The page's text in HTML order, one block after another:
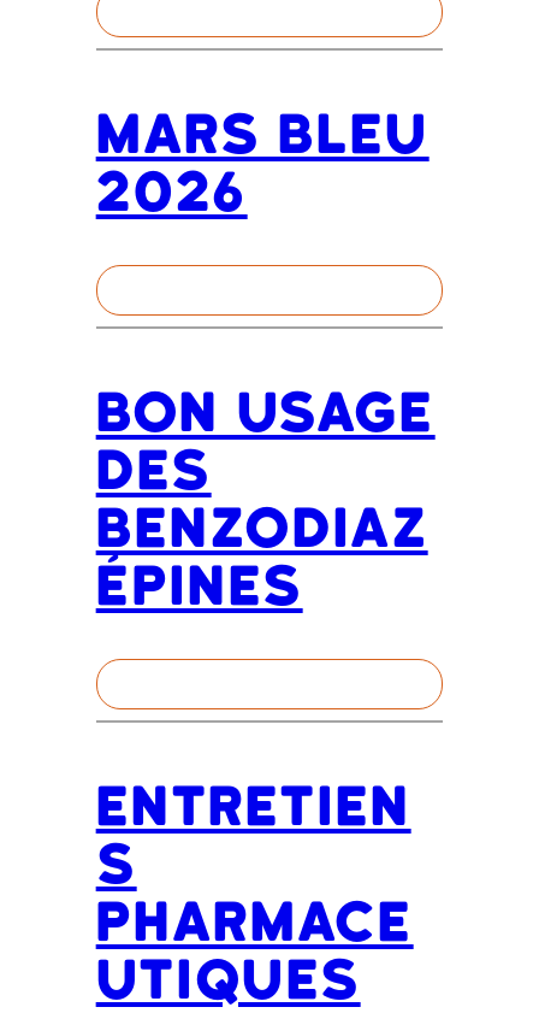
Mars Bleu
2026
Bon usage
des
benzodiaz
épines
Entretien
s
pharmace
utiques